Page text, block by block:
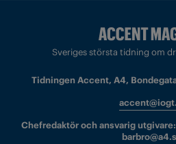
Sveriges största tidning om
Tidningen Accent, A4,
Chefredaktör och ansvarig